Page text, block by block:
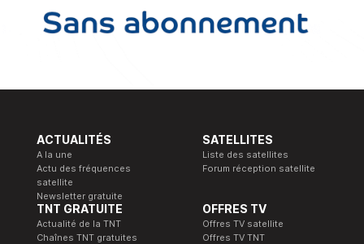
ACTUALITÉS
A la une
Actu des fréquences
satellite
Newsletter gratuite
SATELLITES
Liste des satellites
Forum réception satellite
TNT GRATUITE
Actualité de la TNT
Chaînes TNT gratuites
OFFRES TV
Offres TV satellite
Offres TV TNT